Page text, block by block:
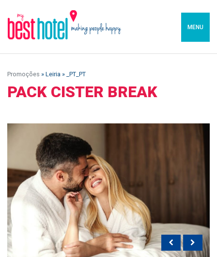
MENU
Promoções » Leiria » _PT_PT
PACK CISTER BREAK